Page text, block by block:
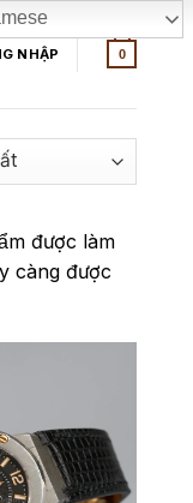
NHẬP 0
được làm
càng được